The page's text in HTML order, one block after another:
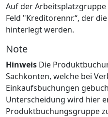
Auf der
Feld "Kreditorennr.“, der
hinterlegt werden.
Note
Hinweis Die
Sachkonten, welche bei
Einkaufsbuchungen
Unterscheidung wird hier
Produktbuchungsgruppe